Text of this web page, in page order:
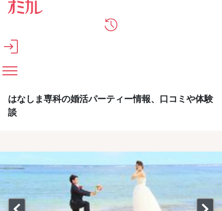
メインコンテンツへスキップ
はなしま専科の婚活パーティー情報、口コミや体験
談